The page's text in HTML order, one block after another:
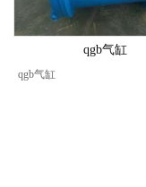
qgb气缸
qgb气缸